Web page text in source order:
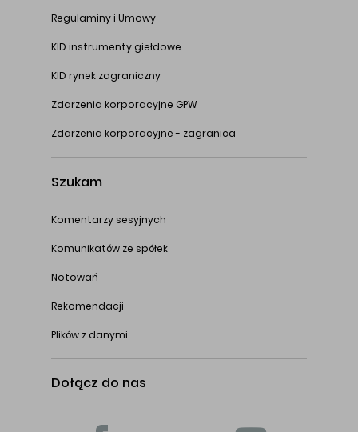
Regulaminy i Umowy
KID instrumenty giełdowe
KID rynek zagraniczny
Zdarzenia korporacyjne GPW
Zdarzenia korporacyjne - zagranica
Szukam
Komentarzy sesyjnych
Komunikatów ze spółek
Notowań
Rekomendacji
Plików z danymi
Dołącz do nas